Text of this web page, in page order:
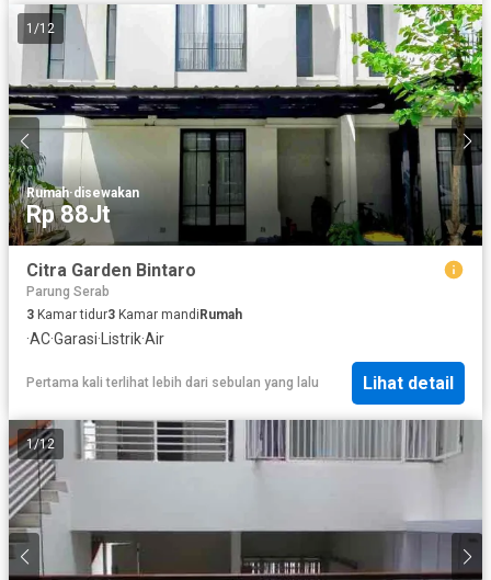
1 /12
Rumah·disewakan
Rp 88Jt
Citra Garden Bintaro
Parung Serab
3 Kamar tidur3 Kamar mandiRumah
·AC·Garasi·Listrik·Air
Pertama kali terlihat lebih dari sebulan yang lalu Lihat detail
1/12